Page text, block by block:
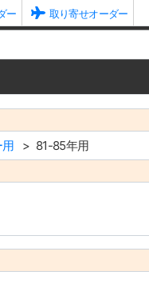
ー 取り寄せオーダー
81-85年用